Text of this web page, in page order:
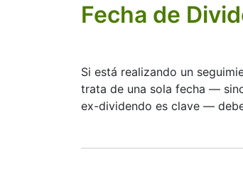
Fecha de
Si está realizando un
trata de una sola fecha —
ex-dividendo es clave —
La fecha de registro es